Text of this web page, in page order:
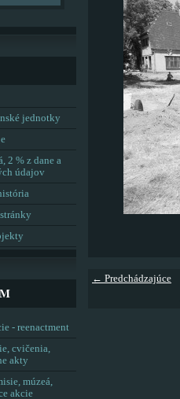
← Predchádzajúce
jednotky
2 % z dane a
údajov
- reenactment
cvičenia,
akty
múzeá,
akcie